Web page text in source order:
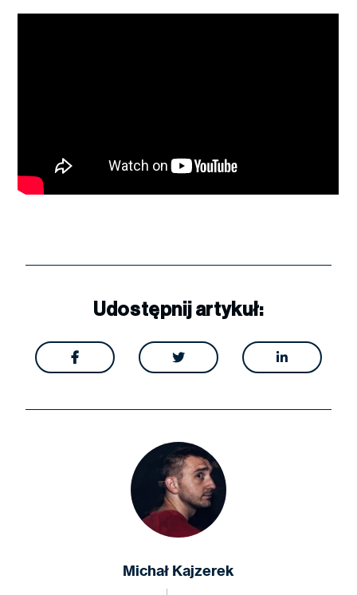
Udostępnij artykuł:
  
Michał Kajzerek